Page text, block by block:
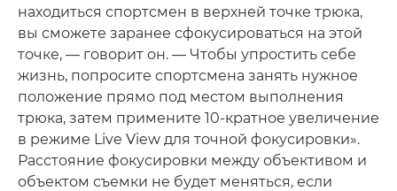
находиться спортсмен в верхней точке трюка,
вы сможете заранее сфокусироваться на этой
точке, — говорит он. — Чтобы упростить себе
жизнь, попросите спортсмена занять нужное
положение прямо под местом выполнения
трюка, затем примените 10-кратное увеличение
в режиме Live View для точной фокусировки».
Расстояние фокусировки между объективом и
объектом съемки не будет меняться, если